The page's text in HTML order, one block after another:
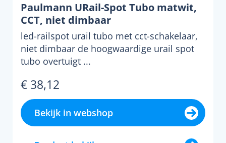
Paulmann URail-Spot Tubo matwit,
CCT, niet dimbaar
led-railspot urail tubo met cct-schakelaar,
niet dimbaar de hoogwaardige urail spot
tubo overtuigt ...
€ 38,12
Bekijk in webshop